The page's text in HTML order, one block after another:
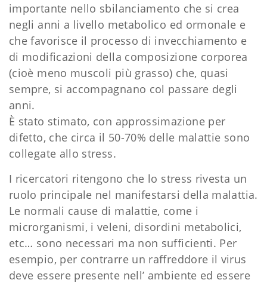
importante nello sbilanciamento che si crea
negli anni a livello metabolico ed ormonale e
che favorisce il processo di invecchiamento e
di modificazioni della composizione corporea
(cioè meno muscoli più grasso) che, quasi
sempre, si accompagnano col passare degli
anni.
È stato stimato, con approssimazione per
difetto, che circa il 50-70% delle malattie sono
collegate allo stress.
I ricercatori ritengono che lo stress rivesta un
ruolo principale nel manifestarsi della malattia.
Le normali cause di malattie, come i
microrganismi, i veleni, disordini metabolici,
etc… sono necessari ma non sufficienti. Per
esempio, per contrarre un raffreddore il virus
deve essere presente nell’ ambiente ed essere